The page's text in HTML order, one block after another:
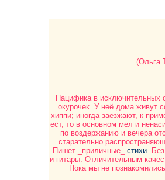
(Ольга
Пацифика в исключительных
окурочек. У неё дома живут
хиппи; иногда заезжают, к
ест, то в основном мел и
по воздержанию и вечера
старательно
Пишет _приличные_ стихи.
и гитары. Отличительным
Пока мы не